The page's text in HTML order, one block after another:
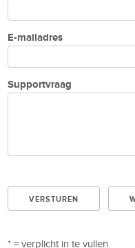
E-mailadres
Supportvraag
* = verplicht in te vullen